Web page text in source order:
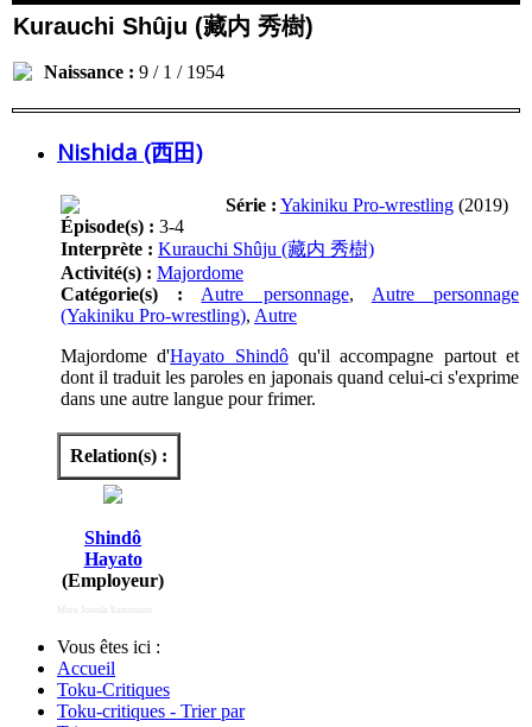
Kurauchi Shûju (藏内 秀樹)
Naissance : 9 / 1 / 1954
Nishida (西田)
Série : Yakiniku Pro-wrestling(2019)
Épisode(s) : 3-4
Interprète : Kurauchi Shûju (藏内 秀樹)
Activité(s) : Majordome
Catégorie(s) :
Autre personnage, Autre personnage
(Yakiniku Pro-wrestling), Autre
Majordome d'Hayato Shindôqu'il accompagne partout et
dont il traduit les paroles en japonais quand celui-ci s'exprime
dans une autre langue pour frimer.
Relation(s) :
Shindô
Hayato
(Employeur)
More Joomla Extensions
Vous êtes ici :
Accueil
Toku-Critiques
Toku-critiques - Trier par